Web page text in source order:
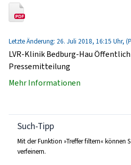
Letzte Änderung: 26. Juli 2018, 16:15 Uhr,
LVR-Klinik Bedburg-Hau
Pressemitteilung
Mehr Informationen
Such-Tipp
Mit der Funktion »Treffer filtern« können
verfeinern.